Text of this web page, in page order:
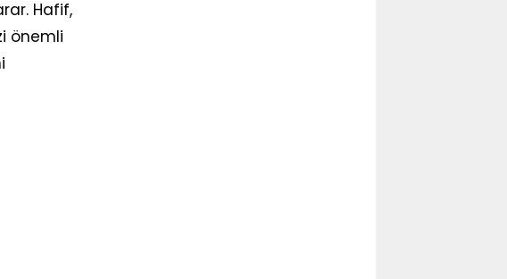
Hafif,
önemli